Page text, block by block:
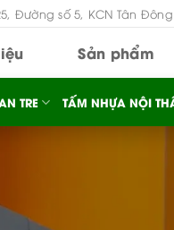
Đường số 5, KCN Tân
Sản phẩm
TRE TẤM NHỰA NỘI